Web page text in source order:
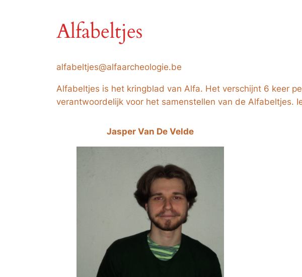
Alfabeltjes
alfabeltjes@alfaarcheologie.be
Alfabeltjes is het kringblad van Alfa. Het verschijnt 6 keer
verantwoordelijk voor het samenstellen van de Alfabeltjes.
Jasper Van De Velde